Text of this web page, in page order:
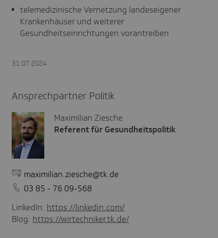
telemedizinische Vernetzung landeseigener
Krankenhäuser und weiterer
Gesundheitseinrichtungen vorantreiben
31.07.2024
Ansprechpartner Politik
Maximilian Ziesche
Referent für Gesundheitspolitik
maximilian.ziesche@tk.de
03 85 - 76 09-568
LinkedIn: https://linkedin.com/
Blog: https://wirtechniker.tk.de/